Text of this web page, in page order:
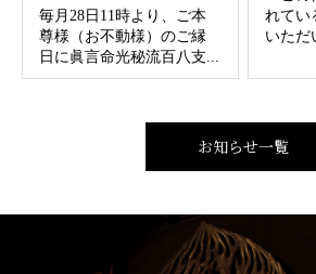
毎月28日11時より、ご本
尊様（お不動様）のご縁
日に眞言命光秘流百八支...
れてい
いただ
お知らせ一覧